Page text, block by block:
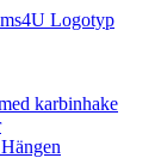
karbinhake